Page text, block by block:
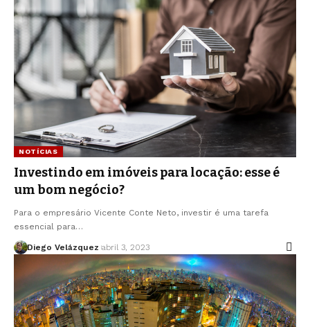
NOTÍCIAS
Investindo em imóveis para locação: esse é
um bom negócio?
Para o empresário Vicente Conte Neto, investir é uma tarefa
essencial para…
Diego Velázquez abril 3, 2023